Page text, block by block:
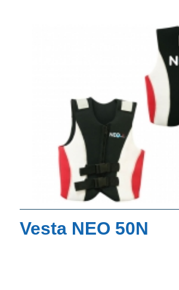
Vesta NEO 50N